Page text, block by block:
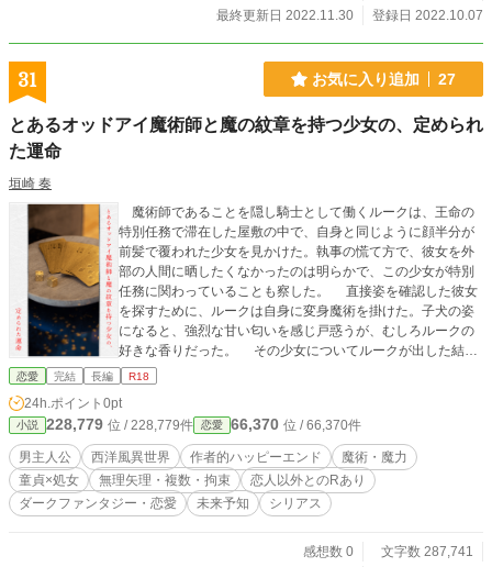
最終更新日 2022.11.30
登録日 2022.10.07
31 お気に入り追加 27
とあるオッドアイ魔術師と魔の紋章を持つ少女の、定められ
た運命
垣崎 奏
魔術師であることを隠し騎士として働くルークは、王命の
特別任務で滞在した屋敷の中で、自身と同じように顔半分が
前髪で覆われた少女を見かけた。執事の慌て方で、彼女を外
部の人間に晒したくなかったのは明らかで、この少女が特別
任務に関わっていることも察した。 直接姿を確認した彼女
を探すために、ルークは自身に変身魔術を掛けた。子犬の姿
になると、強烈な甘い匂いを感じ戸惑うが、むしろルークの
好きな香りだった。 その少女についてルークが出した結論
は、番だった。魔術師は番がいれば、魔力増強ができるよう
ークの感覚と思考が正しければ、彼女も魔力を持つはずだ。
それだけが隠されている理由とするなら、腑に落ちない。他
に何か、人目に晒されると都合の悪いことがあるに違いな
い。 子犬姿のルークが彼女の膝の上で見たものは、前髪で
隠された漆黒の片目と、顔の半分を覆う魔の紋章だった。彼
女から魔力の気配は感じられず、伝説級の珍しさで、ルーク
師匠ジョンから、次の特別任務が魔の紋章の解放になる予想
恋愛 完結 長編 R18
24h.ポイント 0pt
小説 228,779 位 / 228,779件 恋愛 66,370 位 / 66,370件
男主人公 西洋風異世界 作者的ハッピーエンド
魔術・魔力
童貞×処女
無理矢理・複数・拘束
恋人以外とのRあり
ダークファンタジー・恋愛
未来予知 シリアス
感想数 0 文字数 287,741